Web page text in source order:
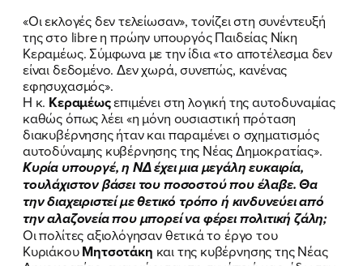
«Οι εκλογές δεν τελείωσαν», τονίζει στη συνέντευξή
της στο libreη πρώην υπουργός Παιδείας Νίκη
Κεραμέως. Σύμφωνα με την ίδια «το αποτέλεσμα δεν
είναι δεδομένο. Δεν χωρά, συνεπώς, κανένας
εφησυχασμός».
Η κ. Κεραμέωςεπιμένει στη λογική της αυτοδυναμίας
καθώς όπως λέει «η μόνη ουσιαστική πρόταση
διακυβέρνησης ήταν και παραμένει ο σχηματισμός
αυτοδύναμης κυβέρνησης της Νέας Δημοκρατίας».
Κυρία υπουργέ, η ΝΔ έχει μια μεγάλη ευκαιρία,
τουλάχιστον βάσει του ποσοστού που έλαβε. Θα
την διαχειριστεί με θετικό τρόπο ή κινδυνεύει από
την αλαζονεία που μπορεί να φέρει πολιτική ζάλη;
Οι πολίτες αξιολόγησαν θετικά το έργο του
ΚυριάκουΜητσοτάκη και της κυβέρνησης της Νέας
Δεδομένων
και τους τους
Χρήσηςτου δικτυακού τόπου του
Πολιτικού Γραφείου της Βουλευτού
Νίκης Κεραμέως
ΥΠΟΒΟΛΗ
Δεδομένων
και τους τους
Χρήσηςτου δικτυακού τόπου του
Πολιτικού Γραφείου της Βουλευτού
Νίκης Κεραμέως
ΥΠΟΒΟΛΗ